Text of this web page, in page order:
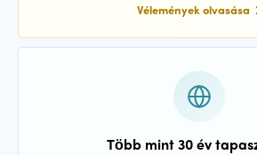
Vélemények olvasása
Több mint 30 év